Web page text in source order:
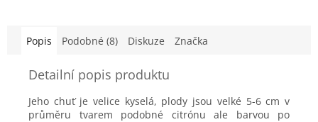
Popis Podobné (8) Diskuze Značka
Detailní popis produktu
Jeho chuť je velice kyselá, plody jsou velké 5-6 cm v
průměru tvarem podobné citrónu ale barvou po